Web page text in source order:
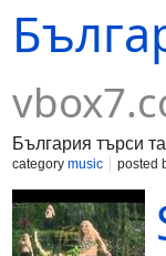
България търси
category music posted